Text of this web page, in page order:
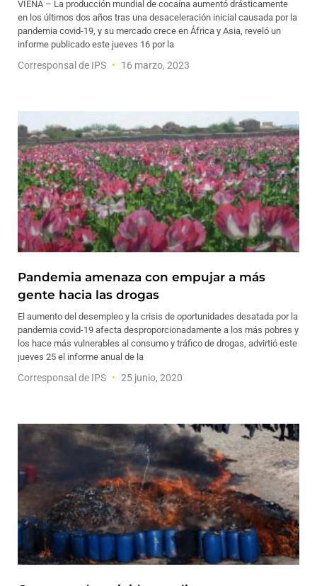
VIENA – La producción mundial de cocaína aumentó drásticamente
en los últimos dos años tras una desaceleración inicial causada por la
pandemia covid-19, y su mercado crece en África y Asia, reveló un
informe publicado este jueves 16 por la
Corresponsal de IPS 16 marzo, 2023
Pandemia amenaza con empujar a más
gente hacia las drogas
El aumento del desempleo y la crisis de oportunidades desatada por la
pandemia covid-19 afecta desproporcionadamente a los más pobres y
los hace más vulnerables al consumo y tráfico de drogas, advirtió este
jueves 25 el informe anual de la
Corresponsal de IPS 25 junio, 2020